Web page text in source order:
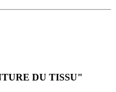
DU TISSU"